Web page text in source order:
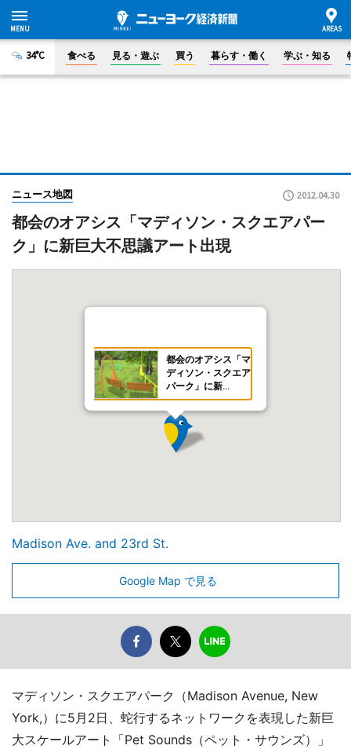
34°C 食べる 見る・遊ぶ 買う 暮らす・働く 学ぶ・知る
ニュース地図 2012.04.30
都会のオアシス「マディソン・スクエアパー
ク」に新巨大不思議アート出現
都会のオアシス「マ
ディソン・スクエア
パーク」に新…
Madison Ave. and 23rd St.
Google Map で見る
マディソン・スクエアパーク（Madison Avenue, New
York,）に5月2日、蛇行するネットワークを表現した新巨
大スケールアート「Pet Sounds（ペット・サウンズ）」